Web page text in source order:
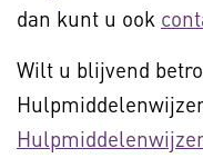
dan kunt u ook
Wilt u blijvend